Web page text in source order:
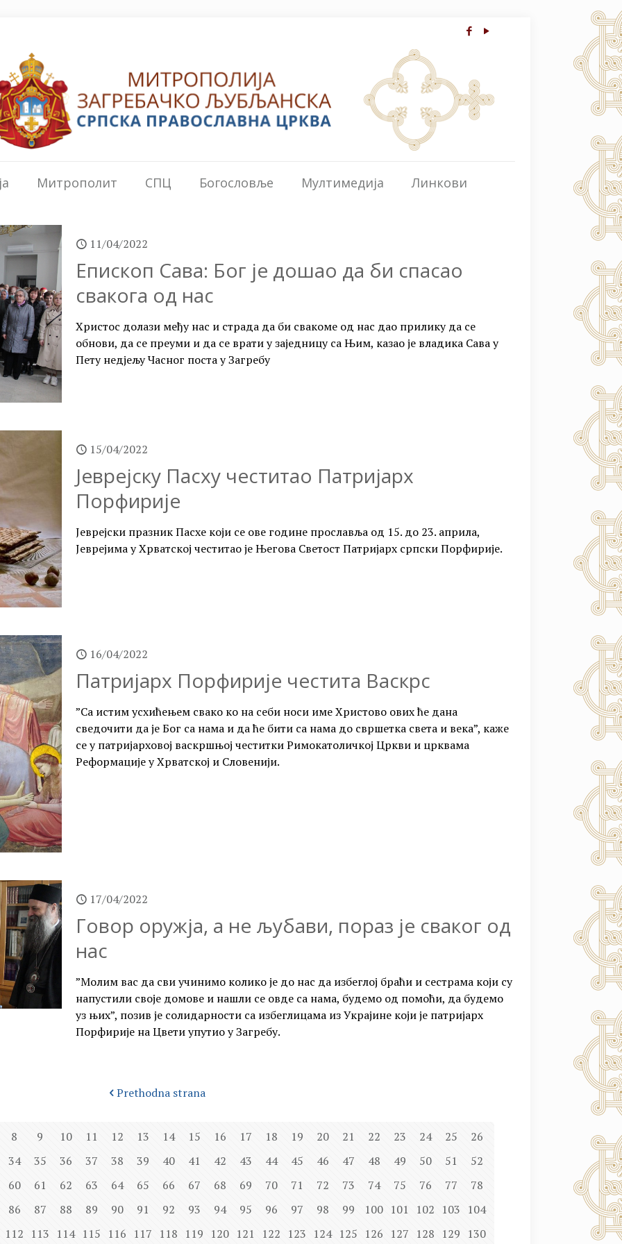
Митрополит СПЦ Богословље Мултимедија Линкови
11/04/2022
Епископ Сава: Бог је дошао да би спасао
свакога од нас
Христос долази међу нас и страда да би свакоме од нас дао прилику да се
обнови, да се преуми и да се врати у заједницу са Њим, казао је владика Сава у
Пету недјељу Часног поста у Загребу
15/04/2022
Јеврејску Пасху честитао Патријарх
Порфирије
Јеврејски празник Пасхе који се ове године прославља од 15. до 23. априла,
Јеврејима у Хрватској честитао је Његова Светост Патријарх српски Порфирије.
16/04/2022
Патријарх Порфирије честита Васкрс
”Са истим усхићењем свако ко на себи носи име Христово ових ће дана
сведочити да је Бог са нама и да ће бити са нама до свршетка света и века”, каже
се у патријарховој васкршњој честитки Римокатоличкој Цркви и црквама
Реформације у Хрватској и Словенији.
17/04/2022
Говор оружја, а не љубави, пораз је сваког од
нас
”Молим вас да сви учинимо колико је до нас да избеглој браћи и сестрама који су
напустили своје домове и нашли се овде са нама, будемо од помоћи, да будемо
уз њих”, позив је солидарности са избеглицама из Украјине који је патријарх
Порфирије на Цвети упутио у Загребу.
Prethodna strana
8 9 10 11 12 13 14 15 16 17 18 19 20 21 22 23 24 25
26
34
35 36 37 38 39 40 41 42 43 44 45 46 47 48 49 50 51
52
60
61 62 63 64 65 66 67 68 69 70 71 72 73 74 75 76 77
78
86
87 88 89 90 91 92 93 94 95 96 97 98 99 100 101 102 103 104
112 113 114 115 116 117 118 119 120 121 122 123 124 125 126 127 128 129 130